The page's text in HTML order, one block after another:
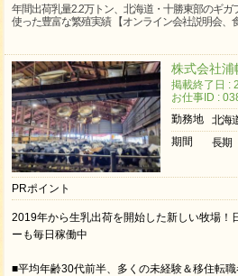
年間出荷乳量2.2万トン、北海道・十勝東部のギガ
使った豊富な繁殖実績 【オンライン会社説明会、
株式会社浦
掲載終了日 :
お仕事ID :
勤務地
北海
期間
長期
PRポイント
2019年から生乳出荷を開始した新しい牧場！
ーも毎日稼働中
■平均年齢30代前半、多くの未経験＆移住転